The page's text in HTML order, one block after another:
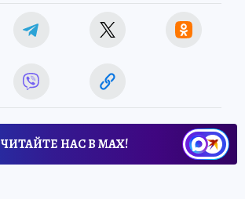
ЧИТАЙТЕ НАС В МАХ!